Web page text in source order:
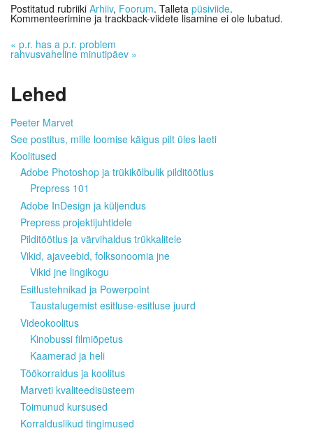
Postitatud rubriiki Arhiiv, Foorum. Talleta püsiviide.
Kommenteerimine ja trackback-viidete lisamine ei ole lubatud.
« p.r. has a p.r. problem
rahvusvaheline minutipäev »
Lehed
Peeter Marvet
See postitus, mille loomise käigus pilt üles laeti
Koolitused
Adobe Photoshop ja trükikõlbulik pilditöötlus
Prepress 101
Adobe InDesign ja küljendus
Prepress projektijuhtidele
Pilditöötlus ja värvihaldus trükkalitele
Vikid, ajaveebid, folksonoomia jne
Vikid jne lingikogu
Esitlustehnikad ja Powerpoint
Taustalugemist esitluse-esitluse juurd
Videokoolitus
Kinobussi filmiõpetus
Kaamerad ja heli
Töökorraldus ja koolitus
Marveti kvaliteedisüsteem
Toimunud kursused
Korralduslikud tingimused